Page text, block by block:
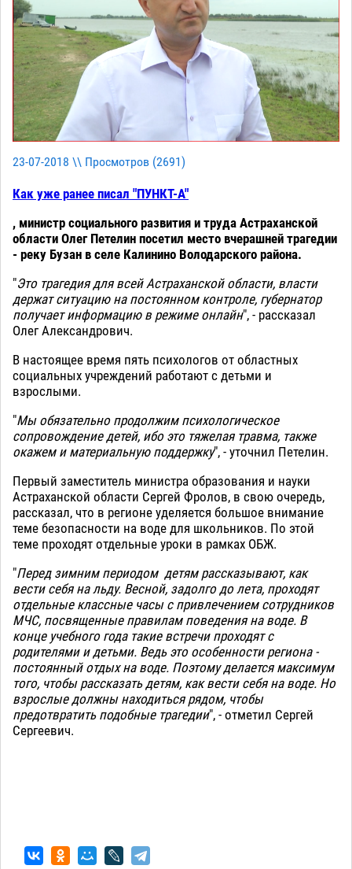
23-07-2018 \\ Просмотров (2691 )
Как уже ранее писал "ПУНКТ-А"
, министр социального развития и труда Астраханской
области Олег Петелин посетил место вчерашней трагедии
- реку Бузан в селе Калинино Володарского района.
"Это трагедия для всей Астраханской области, власти
держат ситуацию на постоянном контроле, губернатор
получает информацию в режиме онлайн", - рассказал
Олег Александрович.
В настоящее время пять психологов от областных
социальных учреждений работают с детьми и
взрослыми.
"Мы обязательно продолжим психологическое
сопровождение детей, ибо это тяжелая травма, также
окажем и материальную поддержку", - уточнил Петелин.
Первый заместитель министра образования и науки
Астраханской области Сергей Фролов, в свою очередь,
рассказал, что в регионе уделяется большое внимание
теме безопасности на воде для школьников. По этой
теме проходят отдельные уроки в рамках ОБЖ.
"Перед зимним периодом детям рассказывают, как
вести себя на льду. Весной, задолго до лета, проходят
отдельные классные часы с привлечением сотрудников
МЧС, посвященные правилам поведения на воде. В
конце учебного года такие встречи проходят с
родителями и детьми. Ведь это особенности региона -
постоянный отдых на воде. Поэтому делается максимум
того, чтобы рассказать детям, как вести себя на воде. Но
взрослые должны находиться рядом, чтобы
предотвратить подобные трагедии", - отметил Сергей
Сергеевич.